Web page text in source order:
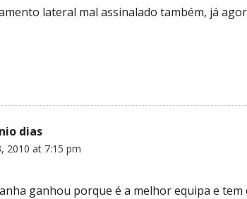
lateral mal assinalado também, já
dias
2010 at 7:15 pm
ganhou porque é a melhor equipa e tem